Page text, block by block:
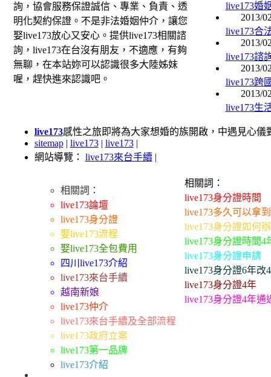
詢，協會服務保證誠信、專業、負責、透
明化契約保證。不是非法婚姻仲介，讓您
娶live173放心又安心。提供live173相關諮
詢，live173在台沒有朋友，不適應，有夠
無聊，在本站妳可以認識很多大陸姊妹
喔，趕快進來認識吧。
live173婚
2013/
live173合
2013/
live173諮
2013/
live173跨
2013/
live173生
live173感性之旅即將為大家想婚的族開啟，中遇見心儀
sitemap| live173| live173|
網站導覽： live173來台手續 |
相關詞：
live173論壇
live173身分證
娶live173流程
娶live173全包費用
四川live173介紹
live173來台手續
越南新娘
live173仲介
live173來台手續及全部流程
live173政府立案
live173第一品牌
live173介紹
相關詞：
live173身分證時間
live173多久可以拿
live173身分證如何
live173身分證時間4
live173身分證申請
live173身分證6年改
live173身分證4年
live173身分證4年通